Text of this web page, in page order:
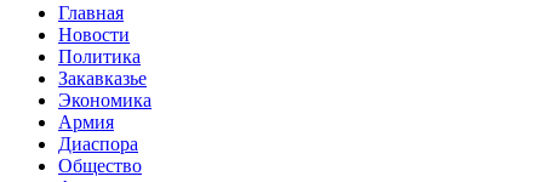
Главная
Новости
Политика
Закавказье
Экономика
Армия
Диаспора
Общество